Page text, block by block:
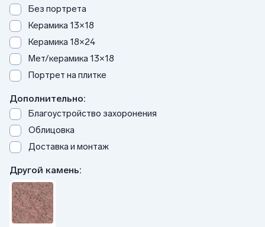
Без портрета
Керамика 13×18
Керамика 18×24
Мет/керамика 13×18
Портрет на плитке
Дополнительно:
Благоустройство захоронения
Облицовка
Доставка и монтаж
Другой камень: